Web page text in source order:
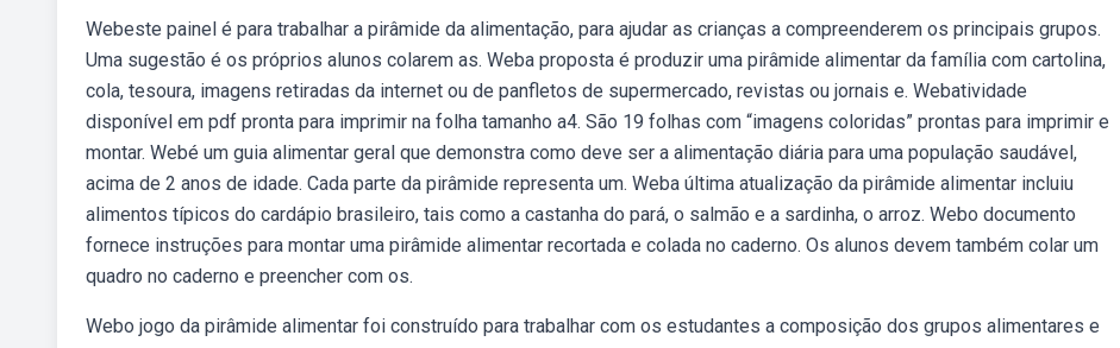
Webeste painel é para trabalhar a pirâmide da alimentação, para ajudar as crianças a compreenderem os principais grupos.
Uma sugestão é os próprios alunos colarem as. Weba proposta é produzir uma pirâmide alimentar da família com cartolina,
cola, tesoura, imagens retiradas da internet ou de panfletos de supermercado, revistas ou jornais e. Webatividade
disponível em pdf pronta para imprimir na folha tamanho a4. São 19 folhas com “imagens coloridas” prontas para imprimir e
montar. Webé um guia alimentar geral que demonstra como deve ser a alimentação diária para uma população saudável,
acima de 2 anos de idade. Cada parte da pirâmide representa um. Weba última atualização da pirâmide alimentar incluiu
alimentos típicos do cardápio brasileiro, tais como a castanha do pará, o salmão e a sardinha, o arroz. Webo documento
fornece instruções para montar uma pirâmide alimentar recortada e colada no caderno. Os alunos devem também colar um
quadro no caderno e preencher com os.
Webo jogo da pirâmide alimentar foi construído para trabalhar com os estudantes a composição dos grupos alimentares e